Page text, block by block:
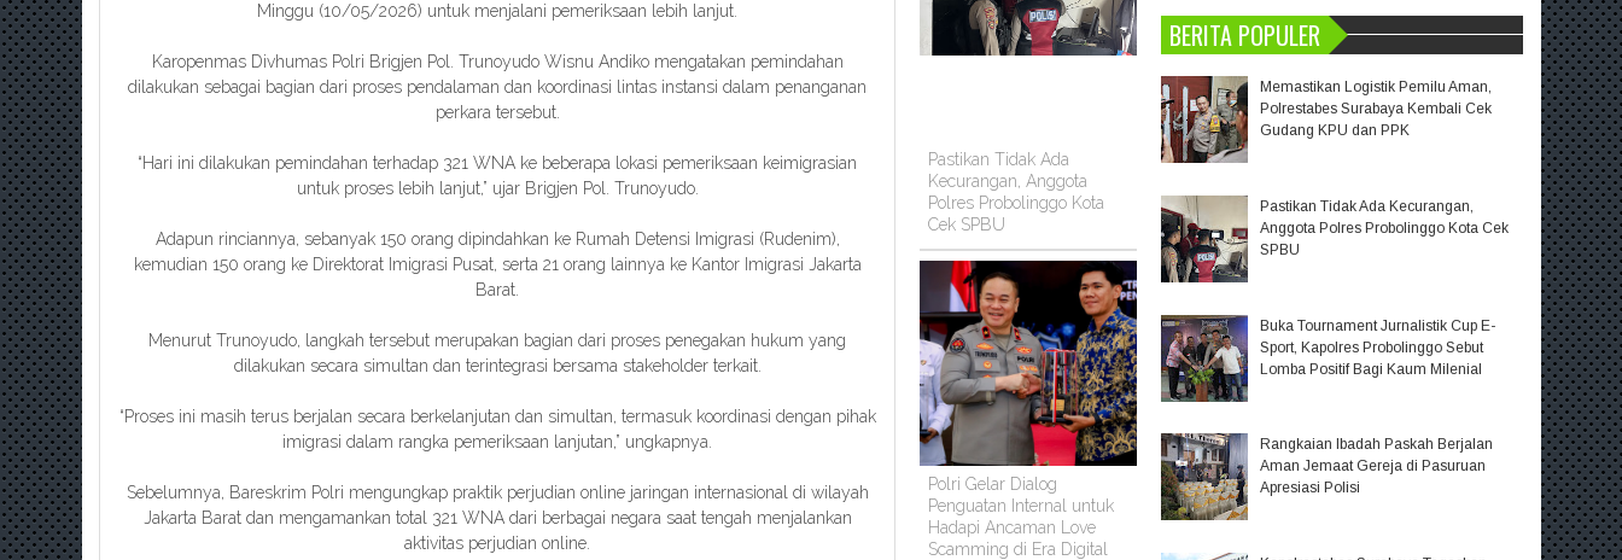
Minggu (10/05/2026) untuk menjalani pemeriksaan lebih lanjut.
Karopenmas Divhumas Polri Brigjen Pol. Trunoyudo Wisnu Andiko mengatakan pemindahan
dilakukan sebagai bagian dari proses pendalaman dan koordinasi lintas instansi dalam penanganan
perkara tersebut.
“Hari ini dilakukan pemindahan terhadap 321 WNA ke beberapa lokasi pemeriksaan keimigrasian
untuk proses lebih lanjut,” ujar Brigjen Pol. Trunoyudo.
Adapun rinciannya, sebanyak 150 orang dipindahkan ke Rumah Detensi Imigrasi (Rudenim),
kemudian 150 orang ke Direktorat Imigrasi Pusat, serta 21 orang lainnya ke Kantor Imigrasi Jakarta
Barat.
Menurut Trunoyudo, langkah tersebut merupakan bagian dari proses penegakan hukum yang
dilakukan secara simultan dan terintegrasi bersama stakeholder terkait.
“Proses ini masih terus berjalan secara berkelanjutan dan simultan, termasuk koordinasi dengan pihak
imigrasi dalam rangka pemeriksaan lanjutan,” ungkapnya.
Sebelumnya, Bareskrim Polri mengungkap praktik perjudian online jaringan internasional di wilayah
Jakarta Barat dan mengamankan total 321 WNA dari berbagai negara saat tengah menjalankan
aktivitas perjudian online.
Pastikan Tidak Ada
Kecurangan, Anggota
Polres Probolinggo Kota
Cek SPBU
Polri Gelar Dialog
Penguatan Internal untuk
Hadapi Ancaman Love
Scamming di Era Digital
BERITA POPULER
Memastikan Logistik Pemilu Aman,
Polrestabes Surabaya Kembali Cek
Gudang KPU dan PPK
Pastikan Tidak Ada Kecurangan,
Anggota Polres Probolinggo Kota Cek
SPBU
Buka Tournament Jurnalistik Cup E-
Sport, Kapolres Probolinggo Sebut
Lomba Positif Bagi Kaum Milenial
Rangkaian Ibadah Paskah Berjalan
Aman Jemaat Gereja di Pasuruan
Apresiasi Polisi